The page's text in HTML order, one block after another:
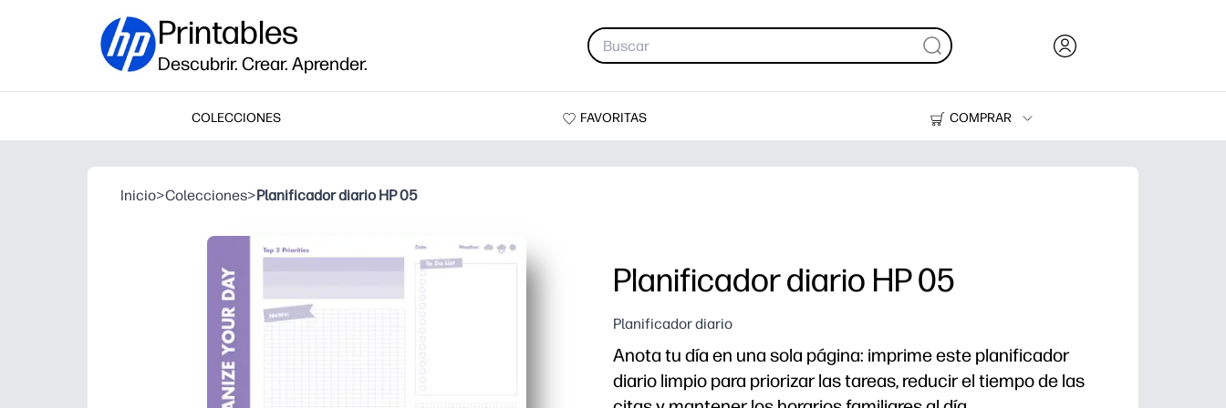
Printables
Descubrir. Crear. Aprender.
COLECCIONES FAVORITAS
COMPRAR
Impresoras
Inicio>Colecciones>Planificador diario HP 05
Planificador diario HP 05
Planificador diario
Anota tu día en una sola página: imprime este planificador
diario limpio para priorizar las tareas, reducir el tiempo de las